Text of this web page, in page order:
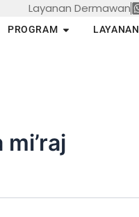
Layanan Dermawan
PROGRAM Open PROGRAM
LAYANAN